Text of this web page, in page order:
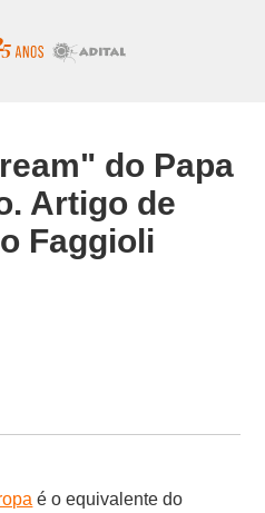
do Papa
Artigo de
Faggioli
é o equivalente do